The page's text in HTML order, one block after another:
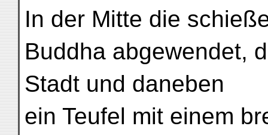
In der Mitte die
Buddha abgewendet,
Stadt und daneben
ein Teufel mit einem